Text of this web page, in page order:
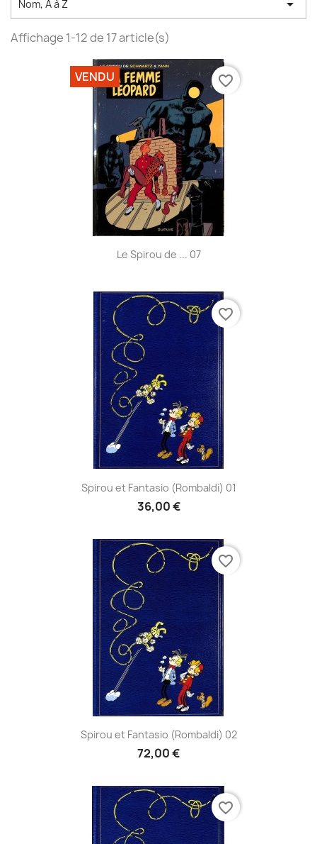
Nom, A à Z 
Affichage 1-12 de 17 article(s)
Le Spirou de ... 07
VENDU favorite_border
Spirou et Fantasio (Rombaldi) 01
36,00 €
favorite_border
Spirou et Fantasio (Rombaldi) 02
72,00 €
favorite_border
favorite_border